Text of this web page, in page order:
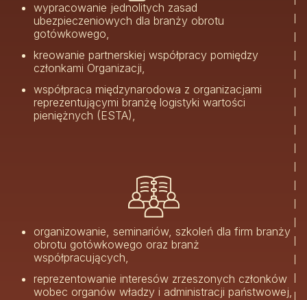
wypracowanie jednolitych zasad
ubezpieczeniowych dla branży obrotu
gotówkowego,
kreowanie partnerskiej współpracy pomiędzy
członkami Organizacji,
współpraca międzynarodowa z organizacjami
reprezentującymi branżę logistyki wartości
pieniężnych (ESTA),
organizowanie, seminariów, szkoleń dla firm branży
obrotu gotówkowego oraz branż
współpracujących,
reprezentowanie interesów zrzeszonych członków
wobec organów władzy i administracji państwowej,